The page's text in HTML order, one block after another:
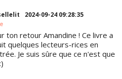
2024-09-24 09:28:35
ton retour Amandine ! Ce livre a
quelques lecteurs-rices en
Je suis sûre que ce n'est que